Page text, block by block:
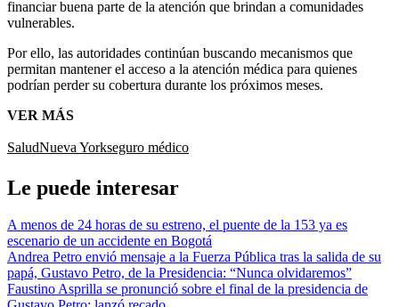
financiar buena parte de la atención que brindan a comunidades
vulnerables.
Por ello, las autoridades continúan buscando mecanismos que
permitan mantener el acceso a la atención médica para quienes
podrían perder su cobertura durante los próximos meses.
VER MÁS
SaludNueva Yorkseguro médico
Le puede interesar
A menos de 24 horas de su estreno, el puente de la 153 ya es
escenario de un accidente en Bogotá
Andrea Petro envió mensaje a la Fuerza Pública tras la salida de su
papá, Gustavo Petro, de la Presidencia: “Nunca olvidaremos”
Faustino Asprilla se pronunció sobre el final de la presidencia de